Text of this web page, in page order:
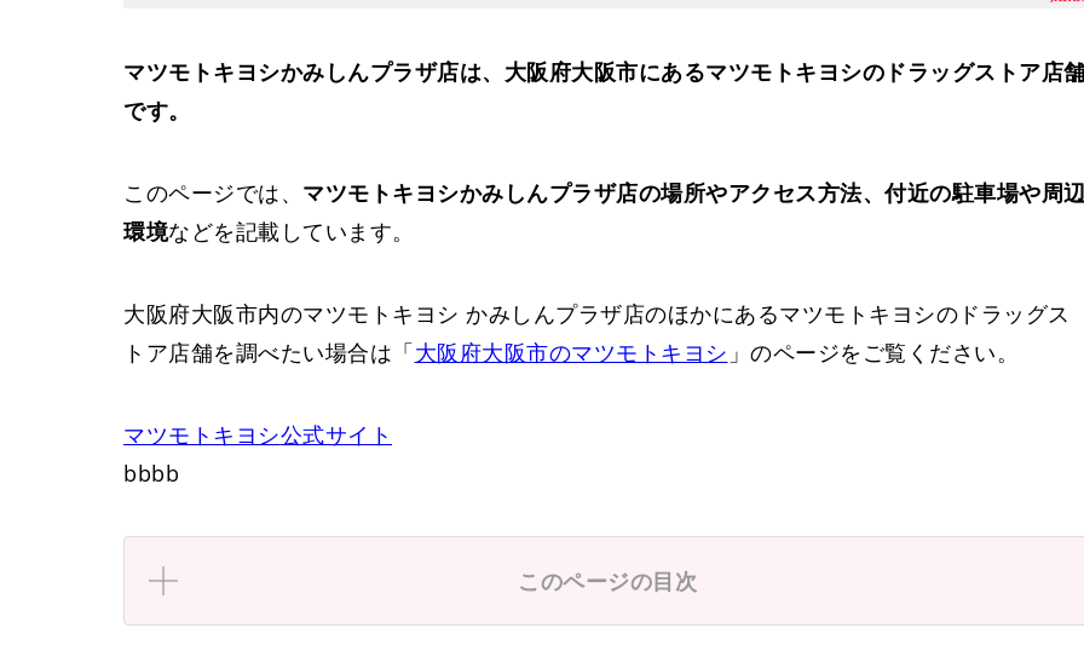
マツモトキヨシかみしんプラザ店は、大阪府大阪市にあるマツモトキヨシのドラッグストア店
です。
このページでは、 マツモトキヨシかみしんプラザ店の場所やアクセス方法、付近の駐車場や周
環境などを記載しています。
大阪府大阪市内のマツモトキヨシ かみしんプラザ店のほかにあるマツモトキヨシのドラッグス
トア店舗を調べたい場合は「大阪府大阪市のマツモトキヨシ 」のページをご覧ください。
マツモトキヨシ公式サイト
bbbb
このページの目次